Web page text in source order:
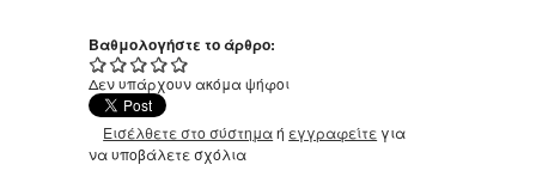
Βαθμολογήστε το άρθρο:
Δεν υπάρχουν ακόμα ψήφοι
Εισέλθετε στο σύστημαή εγγραφείτε για
να υποβάλετε σχόλια